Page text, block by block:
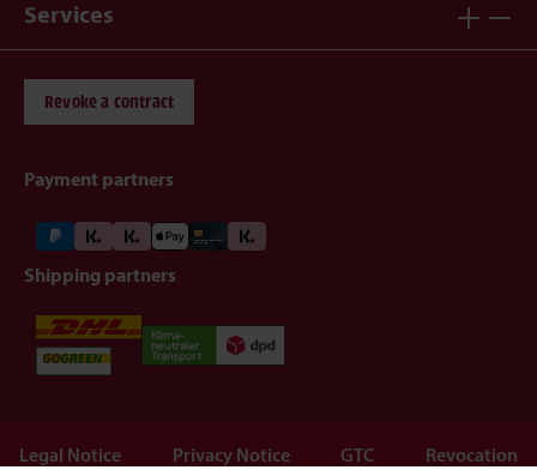
Services
Revoke a contract
Payment partners
Shipping partners
Legal Notice Privacy Notice GTC Revocation